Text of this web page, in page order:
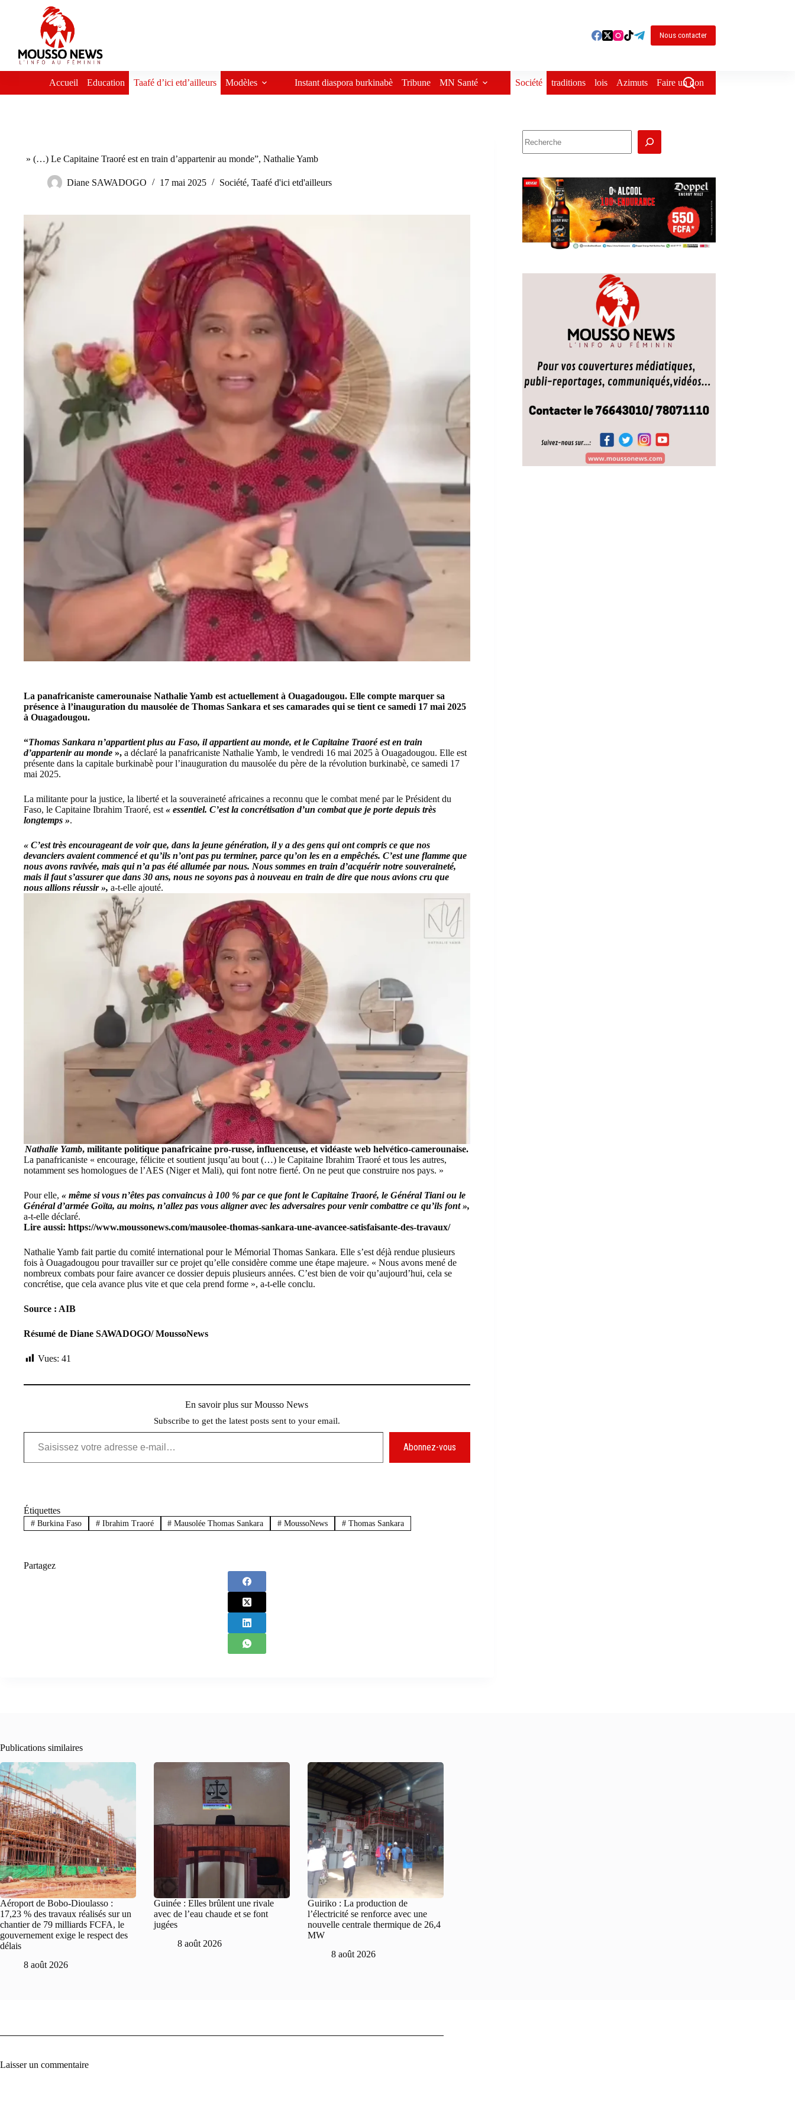
Nous contacter
Accueil Education Taafé d’ici etd’ailleurs Modèles Instant diaspora burkinabè Tribune MN Santé Société traditions lois Azimuts Faire un don
» (…) Le Capitaine Traoré est en train d’appartenir au monde”, Nathalie Yamb
Diane SAWADOGO 17 mai 2025 Société, Taafé d'ici etd'ailleurs
La panafricaniste camerounaise Nathalie Yamb est actuellement à Ouagadougou. Elle compte marquer sa
présence à l’inauguration du mausolée de Thomas Sankara et ses camarades qui se tient ce samedi 17 mai 2025
à Ouagadougou.
“Thomas Sankara n’appartient plus au Faso, il appartient au monde, et le Capitaine Traoré est en train
d’appartenir au monde », a déclaré la panafricaniste Nathalie Yamb, le vendredi 16 mai 2025 à Ouagadougou. Elle est
présente dans la capitale burkinabè pour l’inauguration du mausolée du père de la révolution burkinabè, ce samedi 17
mai 2025.
La militante pour la justice, la liberté et la souveraineté africaines a reconnu que le combat mené par le Président du
Faso, le Capitaine Ibrahim Traoré, est « essentiel. C’est la concrétisation d’un combat que je porte depuis très
longtemps ».
« C’est très encourageant de voir que, dans la jeune génération, il y a des gens qui ont compris ce que nos
devanciers avaient commencé et qu’ils n’ont pas pu terminer, parce qu’on les en a empêchés. C’est une flamme que
nous avons ravivée, mais qui n’a pas été allumée par nous. Nous sommes en train d’acquérir notre souveraineté,
mais il faut s’assurer que dans 30 ans, nous ne soyons pas à nouveau en train de dire que nous avions cru que
nous allions réussir », a-t-elle ajouté.
Nathalie Yamb, militante politique panafricaine pro-russe, influenceuse, et vidéaste web helvético-camerounaise.
La panafricaniste « encourage, félicite et soutient jusqu’au bout (…) le Capitaine Ibrahim Traoré et tous les autres,
notamment ses homologues de l’AES (Niger et Mali), qui font notre fierté. On ne peut que construire nos pays. »
Pour elle, « même si vous n’êtes pas convaincus à 100 % par ce que font le Capitaine Traoré, le Général Tiani ou le
Général d’armée Goïta, au moins, n’allez pas vous aligner avec les adversaires pour venir combattre ce qu’ils font »,
a-t-elle déclaré.
Lire aussi: https://www.moussonews.com/mausolee-thomas-sankara-une-avancee-satisfaisante-des-travaux/
Nathalie Yamb fait partie du comité international pour le Mémorial Thomas Sankara. Elle s’est déjà rendue plusieurs
fois à Ouagadougou pour travailler sur ce projet qu’elle considère comme une étape majeure. « Nous avons mené de
nombreux combats pour faire avancer ce dossier depuis plusieurs années. C’est bien de voir qu’aujourd’hui, cela se
concrétise, que cela avance plus vite et que cela prend forme », a-t-elle conclu.
Source : AIB
Résumé de Diane SAWADOGO/ MoussoNews
Vues: 41
En savoir plus sur Mousso News
Subscribe to get the latest posts sent to your email.
Saisissez votre adresse e-mail…
Abonnez-vous
Étiquettes
#Burkina Faso #Ibrahim Traoré # Mausolée Thomas Sankara # MoussoNews # Thomas Sankara
Partagez
Publications similaires
Aéroport de Bobo-Dioulasso :
17,23 % des travaux réalisés sur un
chantier de 79 milliards FCFA, le
gouvernement exige le respect des
délais
8 août 2026
Guinée : Elles brûlent une rivale
avec de l’eau chaude et se font
jugées
8 août 2026
Guiriko : La production de
l’électricité se renforce avec une
nouvelle centrale thermique de 26,4
MW
8 août 2026
Laisser un commentaire